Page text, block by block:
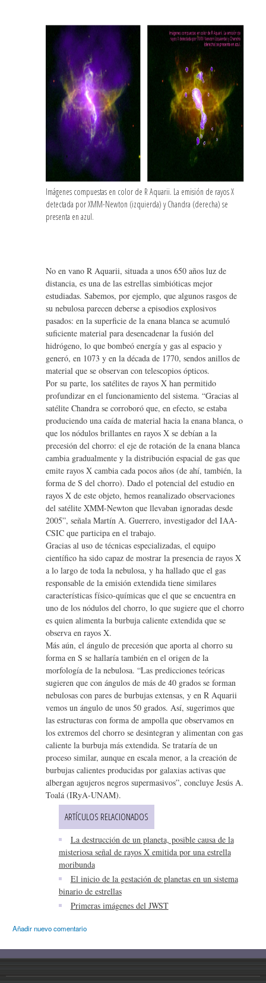
Imágenes compuestas en color de R Aquarii. La emisión de rayos X
detectada por XMM-Newton (izquierda) y Chandra (derecha) se
presenta en azul.
No en vano R Aquarii, situada a unos 650 años luz de
distancia, es una de las estrellas simbióticas mejor
estudiadas. Sabemos, por ejemplo, que algunos rasgos de
su nebulosa parecen deberse a episodios explosivos
pasados: en la superficie de la enana blanca se acumuló
suficiente material para desencadenar la fusión del
hidrógeno, lo que bombeó energía y gas al espacio y
generó, en 1073 y en la década de 1770, sendos anillos de
material que se observan con telescopios ópticos.
Por su parte, los satélites de rayos X han permitido
profundizar en el funcionamiento del sistema. “Gracias al
satélite Chandra se corroboró que, en efecto, se estaba
produciendo una caída de material hacia la enana blanca, o
que los nódulos brillantes en rayos X se debían a la
precesión del chorro: el eje de rotación de la enana blanca
cambia gradualmente y la distribución espacial de gas que
emite rayos X cambia cada pocos años (de ahí, también, la
forma de S del chorro). Dado el potencial del estudio en
rayos X de este objeto, hemos reanalizado observaciones
del satélite XMM-Newton que llevaban ignoradas desde
2005”, señala Martín A. Guerrero, investigador del IAA-
CSIC que participa en el trabajo.
Gracias al uso de técnicas especializadas, el equipo
científico ha sido capaz de mostrar la presencia de rayos X
a lo largo de toda la nebulosa, y ha hallado que el gas
responsable de la emisión extendida tiene similares
características físico-químicas que el que se encuentra en
uno de los nódulos del chorro, lo que sugiere que el chorro
es quien alimenta la burbuja caliente extendida que se
observa en rayos X.
Más aún, el ángulo de precesión que aporta al chorro su
forma en S se hallaría también en el origen de la
morfología de la nebulosa. “Las predicciones teóricas
sugieren que con ángulos de más de 40 grados se forman
nebulosas con pares de burbujas extensas, y en R Aquarii
vemos un ángulo de unos 50 grados. Así, sugerimos que
las estructuras con forma de ampolla que observamos en
los extremos del chorro se desintegran y alimentan con gas
caliente la burbuja más extendida. Se trataría de un
proceso similar, aunque en escala menor, a la creación de
burbujas calientes producidas por galaxias activas que
albergan agujeros negros supermasivos”, concluye Jesús A.
Toalá (IRyA-UNAM).
ARTÍCULOS RELACIONADOS
La destrucción de un planeta, posible causa de la
misteriosa señal de rayos X emitida por una estrella
moribunda
El inicio de la gestación de planetas en un sistema
binario de estrellas
Primeras imágenes del JWST
Añadir nuevo comentario